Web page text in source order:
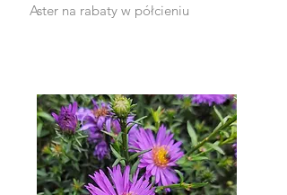
Aster na rabaty w półcieniu